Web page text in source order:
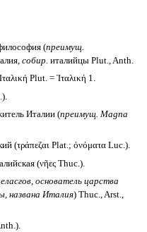
(преимущ.
собир. италийцы Plut., Anth.
Plut. = Ἰταλική 1.
Италии (преимущ. Magna
(τράπεζαι Plat.; ὀνόματα Luc.).
(νῆες Thuc.).
основатель царства
названа Италия) Thuc., Arst.,